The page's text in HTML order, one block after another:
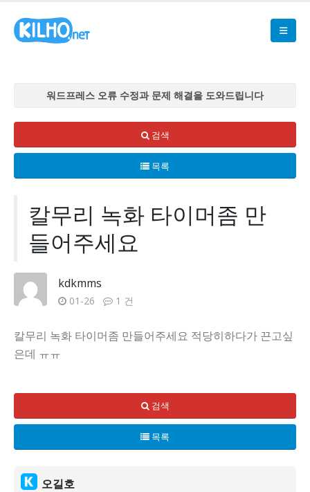
워드프레스 오류 수정과 문제 해결을 도와드립니다
워드프레스 오류 수정과 문제 해결을 도와드립니다
워드프레스 오류 수정과 문제 해결을 도와드립니다
워드프레스 오류 수정과 문제 해결을 도와드립니다
검색
목록
칼무리 녹화 타이머좀 만
들어주세요
kdkmms
01-26 1 건
칼무리 녹화 타이머좀 만들어주세요 적당히하다가 끈고싶
은데 ㅠㅠ
검색
목록
오길호